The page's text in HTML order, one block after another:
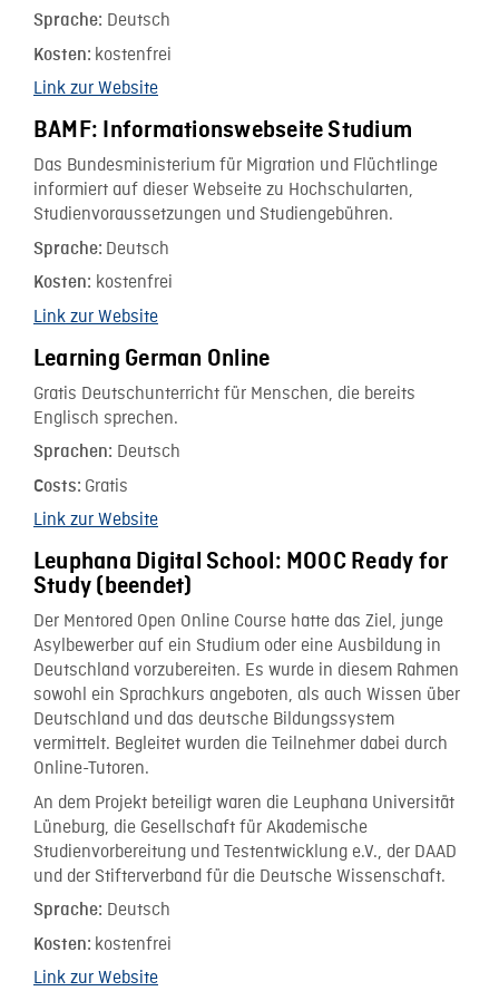
Sprache: Deutsch
Kosten: kostenfrei
Link zur Website
BAMF: Informationswebseite Studium
Das Bundesministerium für Migration und Flüchtlinge
informiert auf dieser Webseite zu Hochschularten,
Studienvoraussetzungen und Studiengebühren.
Sprache: Deutsch
Kosten: kostenfrei
Link zur Website
Learning German Online
Gratis Deutschunterricht für Menschen, die bereits
Englisch sprechen.
Sprachen: Deutsch
Costs: Gratis
Link zur Website
Leuphana Digital School: MOOC Ready for
Study (beendet)
Der Mentored Open Online Course hatte das Ziel, junge
Asylbewerber auf ein Studium oder eine Ausbildung in
Deutschland vorzubereiten. Es wurde in diesem Rahmen
sowohl ein Sprachkurs angeboten, als auch Wissen über
Deutschland und das deutsche Bildungssystem
vermittelt. Begleitet wurden die Teilnehmer dabei durch
Online-Tutoren.
An dem Projekt beteiligt waren die Leuphana Universität
Lüneburg, die Gesellschaft für Akademische
Studienvorbereitung und Testentwicklung e.V., der DAAD
und der Stifterverband für die Deutsche Wissenschaft.
Sprache: Deutsch
Kosten: kostenfrei
Link zur Website